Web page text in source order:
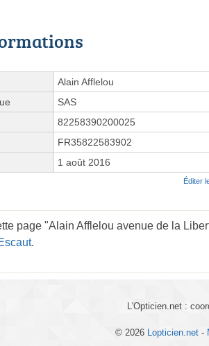
Alain Afflelou
SAS
82258390200025
FR35822583902
1 août 2016
Éditer
page "Alain Afflelou avenue de la
.
L'Opticien.net :
© 2026 Lopticien.net -